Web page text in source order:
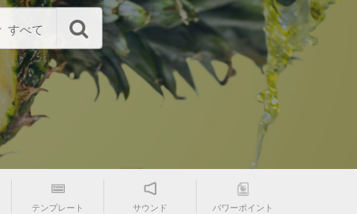
すべて
テンプレート サウンド パワーポイント